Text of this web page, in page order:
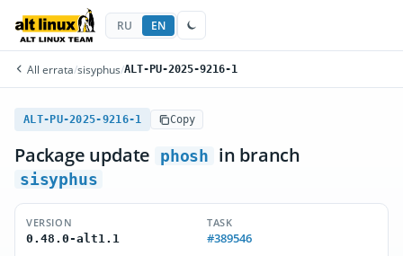
RU EN
All errata/sisyphus/ALT-PU-2025-9216-1
ALT-PU-2025-9216-1 Copy
Package update phosh in branch
sisyphus
VERSION
0.48.0-alt1.1
TASK
#389546